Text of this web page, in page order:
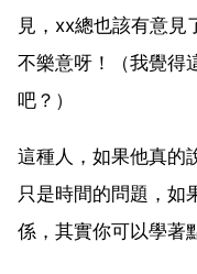
見，xx總也該有意見
不樂意呀！（我覺得
吧？）
這種人，如果他真的
只是時間的問題，如
係，其實你可以學著